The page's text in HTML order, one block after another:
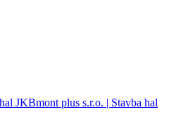
JKBmont plus s.r.o. | Stavba hal